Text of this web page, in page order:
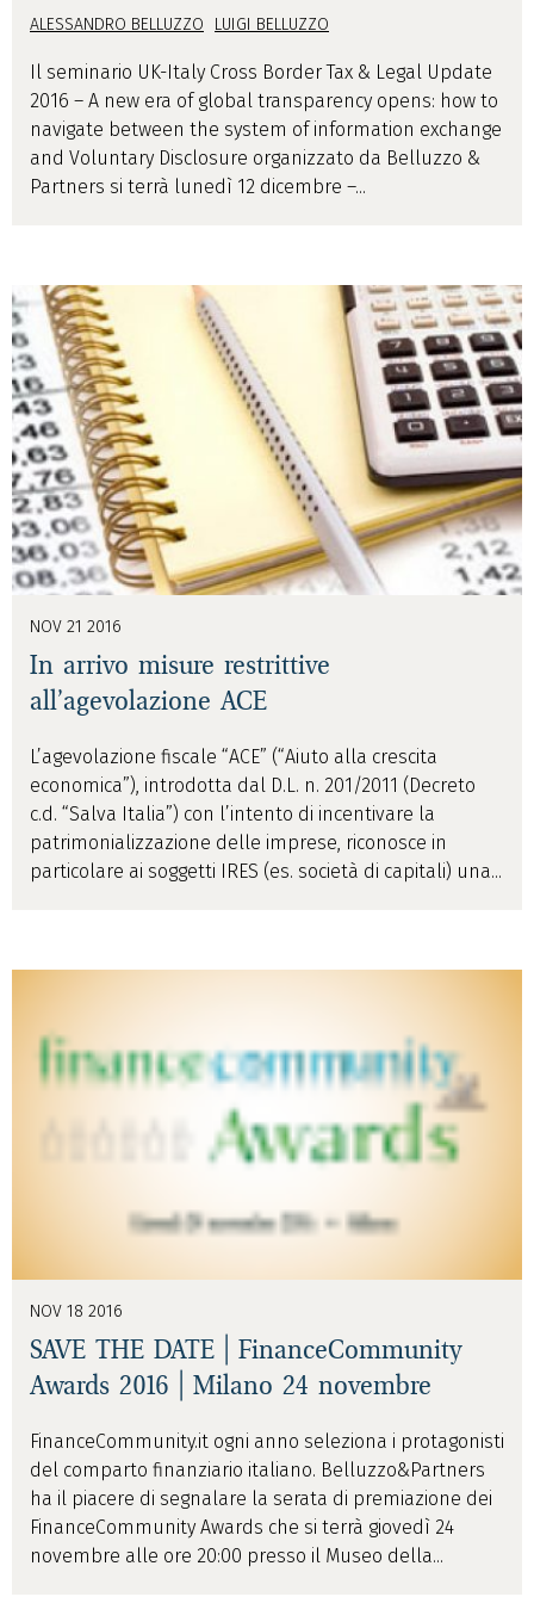
ALESSANDRO BELLUZZO LUIGI BELLUZZO
Il seminario UK-Italy Cross Border Tax & Legal Update
2016 – A new era of global transparency opens: how to
navigate between the system of information exchange
and Voluntary Disclosure organizzato da Belluzzo &
Partners si terrà lunedì 12 dicembre –...
NOV 21 2016
In arrivo misure restrittive
all’agevolazione ACE
L’agevolazione fiscale “ACE” (“Aiuto alla crescita
economica”), introdotta dal D.L. n. 201/2011 (Decreto
c.d. “Salva Italia”) con l’intento di incentivare la
patrimonializzazione delle imprese, riconosce in
particolare ai soggetti IRES (es. società di capitali) una...
NOV 18 2016
SAVE THE DATE | FinanceCommunity
Awards 2016 | Milano 24 novembre
FinanceCommunity.it ogni anno seleziona i protagonisti
del comparto finanziario italiano. Belluzzo&Partners
ha il piacere di segnalare la serata di premiazione dei
FinanceCommunity Awards che si terrà giovedì 24
novembre alle ore 20:00 presso il Museo della...